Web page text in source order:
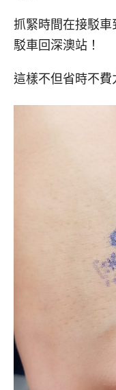
抓緊時間在接駁
駁車回深澳站！
這樣不但省時不